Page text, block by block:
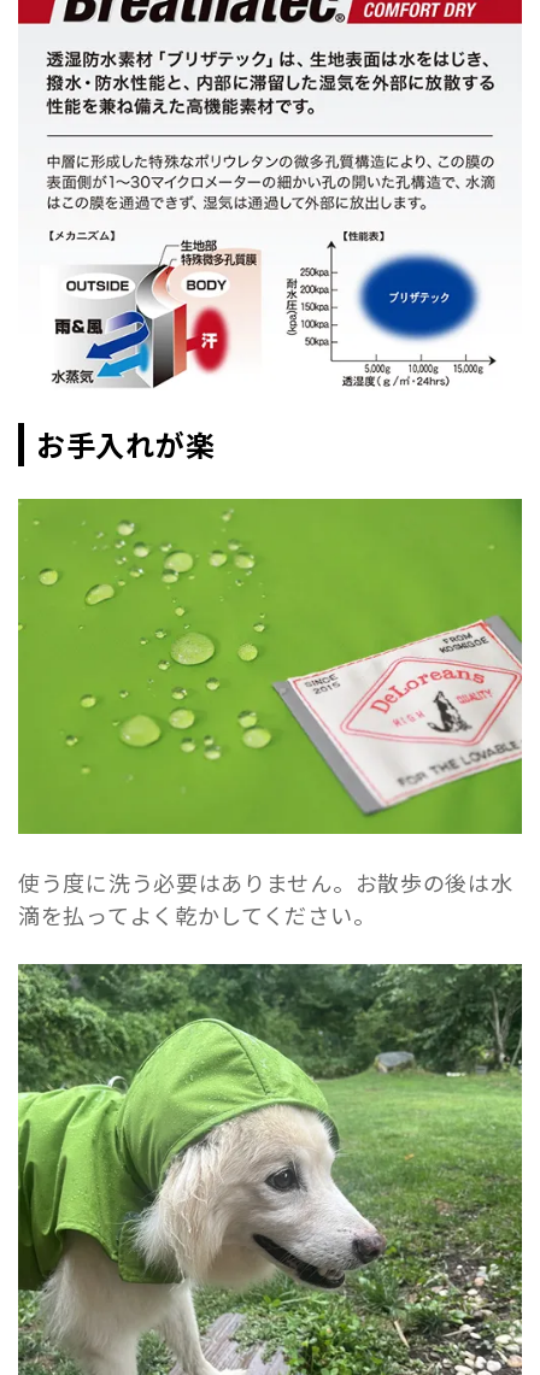
お手入れが楽
使う度に洗う必要はありません。お散歩の後は水
滴を払ってよく乾かしてください。